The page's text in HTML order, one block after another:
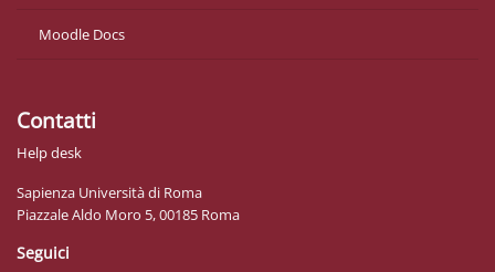
Moodle Docs
Contatti
Help desk
Sapienza Università di Roma
Piazzale Aldo Moro 5, 00185 Roma
Seguici